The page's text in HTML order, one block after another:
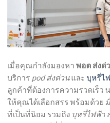
เมื่อคุณกำลังมองหา พอต ส่งด่
บริการ pod ส่งด่วน และ บุหรี่ไ
ลูกค้าที่ต้องการความรวดเร็ว
ให้คุณได้เลือกสรร พร้อมด้วย
ที่เป็นที่นิยม รวมถึง บุหรี่ไฟฟ้า